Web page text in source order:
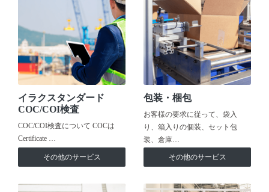
イラクスタンダード
COC/COI検査
COC/COI検査について COCは
Certificate …
その他のサービス
包装・梱包
お客様の要求に従って、袋入
り、箱入りの個装、セット包
装、倉庫…
その他のサービス